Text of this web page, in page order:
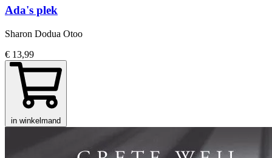
Ada's plek
Sharon Dodua Otoo
€ 13,99
in winkelmand